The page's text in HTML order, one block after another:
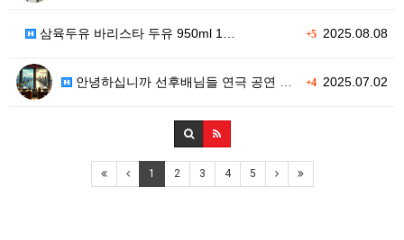
+52025.08.08
삼육두유 바리스타 두유 950ml 1…
+42025.07.02
안녕하십니까 선후배님들 연극 공연 소…
1 2 3 4 5